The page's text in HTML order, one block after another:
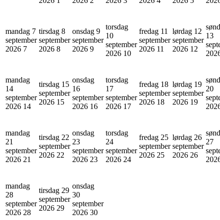
mandag 7
september
2026 7
tirsdag 8
september
2026 8
onsdag 9
september
2026 9
torsdag
10
september
2026 10
fredag 11
september
2026 11
lørdag 12
september
2026 12
13
mandag
14
september
2026 14
tirsdag 15
september
2026 15
onsdag
16
september
2026 16
torsdag
17
september
2026 17
fredag 18
september
2026 18
lørdag 19
september
2026 19
20
mandag
21
september
2026 21
tirsdag 22
september
2026 22
onsdag
23
september
2026 23
torsdag
24
september
2026 24
fredag 25
september
2026 25
lørdag 26
september
2026 26
27
mandag
28
september
2026 28
tirsdag 29
september
2026 29
onsdag
30
september
2026 30